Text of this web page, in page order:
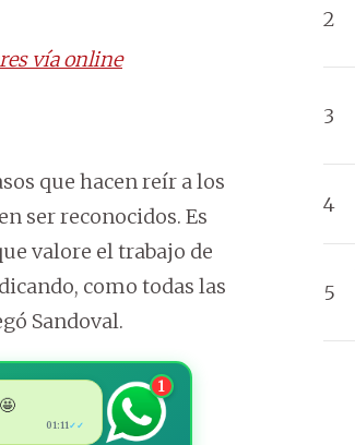
vía online
que hacen reír a los
ser reconocidos. Es
valore el trabajo de
como todas las
Sandoval.
01:11✓✓
1